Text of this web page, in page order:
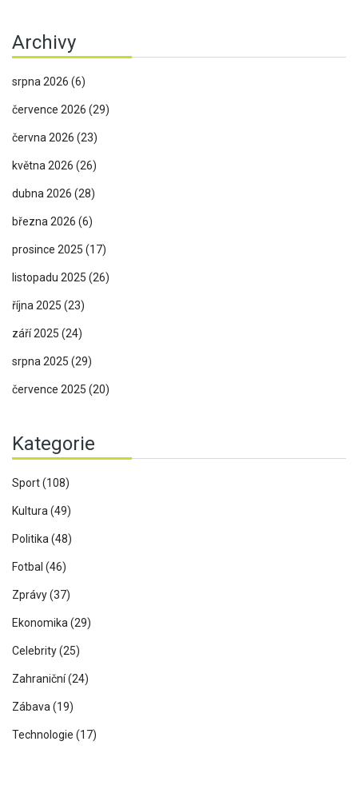
Archivy
srpna 2026 (6)
července 2026 (29)
června 2026 (23)
května 2026 (26)
dubna 2026 (28)
března 2026 (6)
prosince 2025 (17)
listopadu 2025 (26)
října 2025 (23)
září 2025 (24)
srpna 2025 (29)
července 2025 (20)
Kategorie
Sport(108)
Kultura(49)
Politika(48)
Fotbal (46)
Zprávy(37)
Ekonomika(29)
Celebrity(25)
Zahraniční(24)
Zábava(19)
Technologie (17)